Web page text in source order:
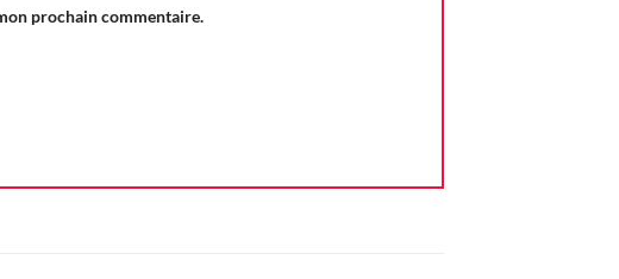
prochain commentaire.